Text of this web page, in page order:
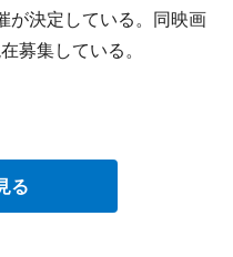
が決定している。同映画
募集している。
る